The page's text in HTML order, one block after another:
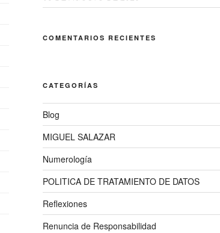
COMENTARIOS RECIENTES
CATEGORÍAS
Blog
MIGUEL SALAZAR
Numerología
POLITICA DE TRATAMIENTO DE DATOS
Reflexiones
Renuncia de Responsabilidad